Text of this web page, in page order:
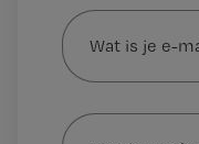
Wat
is
je
mailadres?
Kies
je